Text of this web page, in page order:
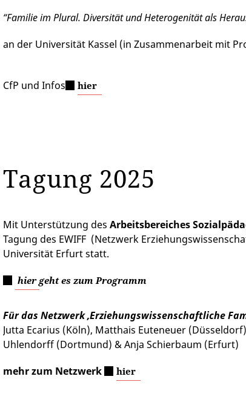
“Familie im Plural. Diversität und Heterogenität als
an der Universität Kassel (in Zusammenarbeit mit
CfP und Infos hier
Tagung 2025
Mit Unterstützung des Arbeitsbereiches
Tagung des EWIFF (Netzwerk
Universität Erfurt statt.
hier geht es zum Programm
Für das Netzwerk ‚Erziehungswissenschaftliche
Jutta Ecarius (Köln), Matthais Euteneuer
Uhlendorff (Dortmund) & Anja Schierbaum (Erfurt)
mehr zum Netzwerk
hier